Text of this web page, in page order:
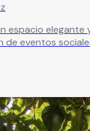
espacio
de eventos
un ambiente
y celebraciones